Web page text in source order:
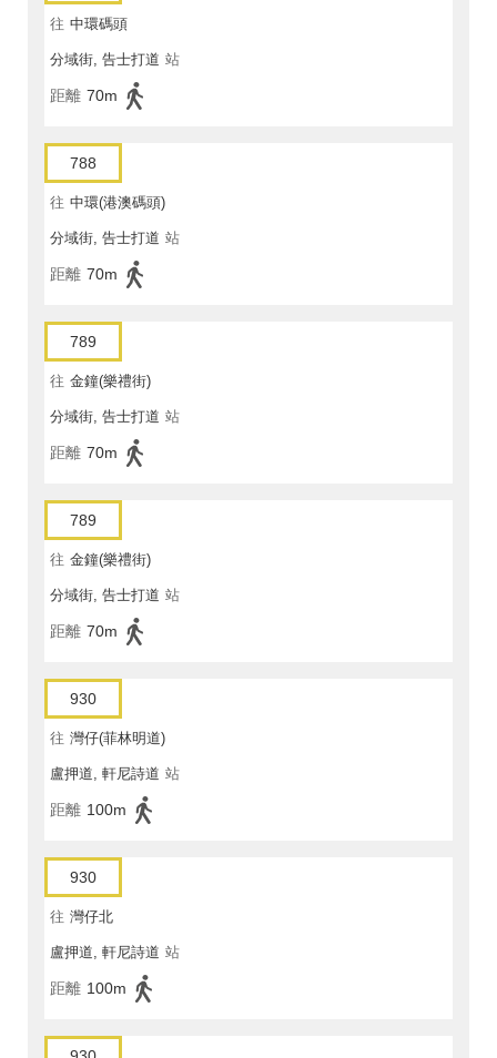
往 中環碼頭
分域街, 告士打道 站
距離 70m
788
往 中環(港澳碼頭)
分域街, 告士打道 站
距離 70m
789
往 金鐘(樂禮街)
分域街, 告士打道 站
距離 70m
789
往 金鐘(樂禮街)
分域街, 告士打道 站
距離 70m
930
往 灣仔(菲林明道)
盧押道, 軒尼詩道 站
距離 100m
930
往 灣仔北
盧押道, 軒尼詩道 站
距離 100m